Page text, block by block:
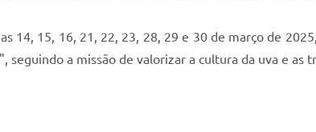
14, 15, 16, 21, 22, 23, 28, 29 e 30 de março de
a missão de valorizar a cultura da uva e as